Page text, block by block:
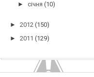
► січня (10)
► 2012 (150)
► 2011 (129)